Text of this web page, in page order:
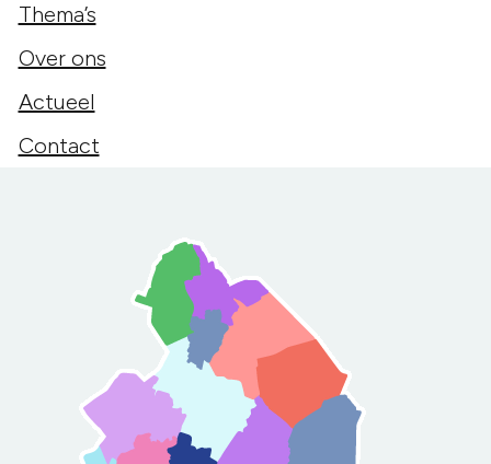
Thema’s
Over ons
Actueel
Contact